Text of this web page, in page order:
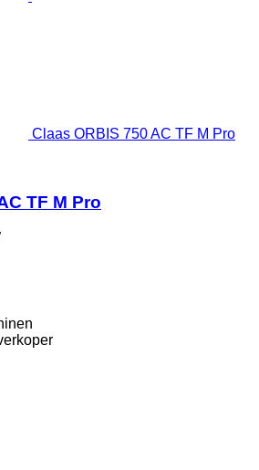
Claas ORBIS 750 AC TF M Pro
TF M Pro